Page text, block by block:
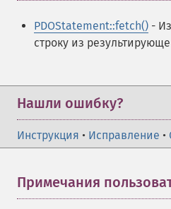
PDOStatement::fetch() -
строку из
Нашли ошибку?
Инструкция • Исправление •
Примечания